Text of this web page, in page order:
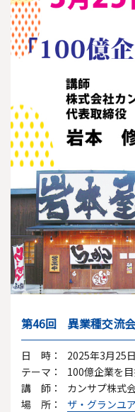
第46回 異業種交流会
日 時：
2025年3月25
テーマ：
100億企業を
講 師：
カンサプ株
場 所：
ザ・グラン